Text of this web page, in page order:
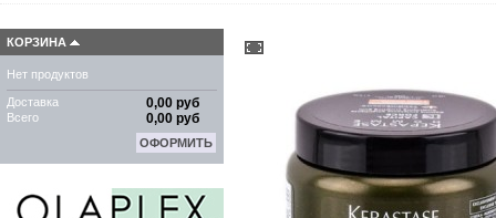
КОРЗИНА
Нет продуктов
Доставка 0,00 руб
Всего 0,00 руб
ОФОРМИТЬ